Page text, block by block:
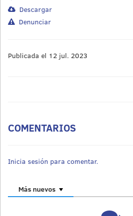
Descargar
Denunciar
Publicada el 12 jul. 2023
COMENTARIOS
Inicia sesión para comentar.
Más nuevos